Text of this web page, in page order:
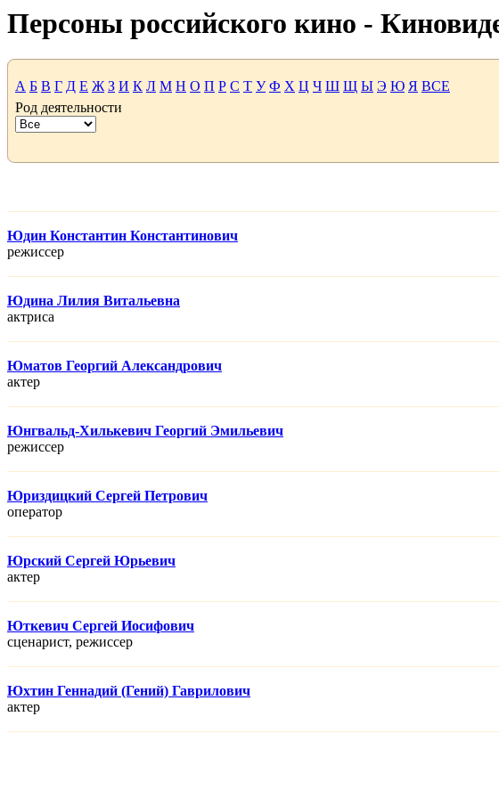
Персоны российского кино -
А Б В Г Д Е Ж З И К Л М Н О П Р С Т У Ф Х Ц Ч Ш Щ Ы Э Ю Я ВСЕ
Род деятельности
Юдин Константин Константинович
режисcер
Юдина Лилия Витальевна
актриса
Юматов Георгий Александрович
актер
Юнгвальд-Хилькевич Георгий Эмильевич
режисcер
Юриздицкий Сергей Петрович
оператор
Юрский Сергей Юрьевич
актер
Юткевич Сергей Иосифович
сценарист, режисcер
Юхтин Геннадий (Гений) Гаврилович
актер